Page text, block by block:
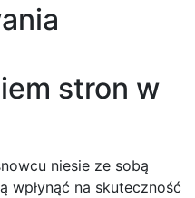
stron w
niesie ze sobą
wpłynąć na skuteczność